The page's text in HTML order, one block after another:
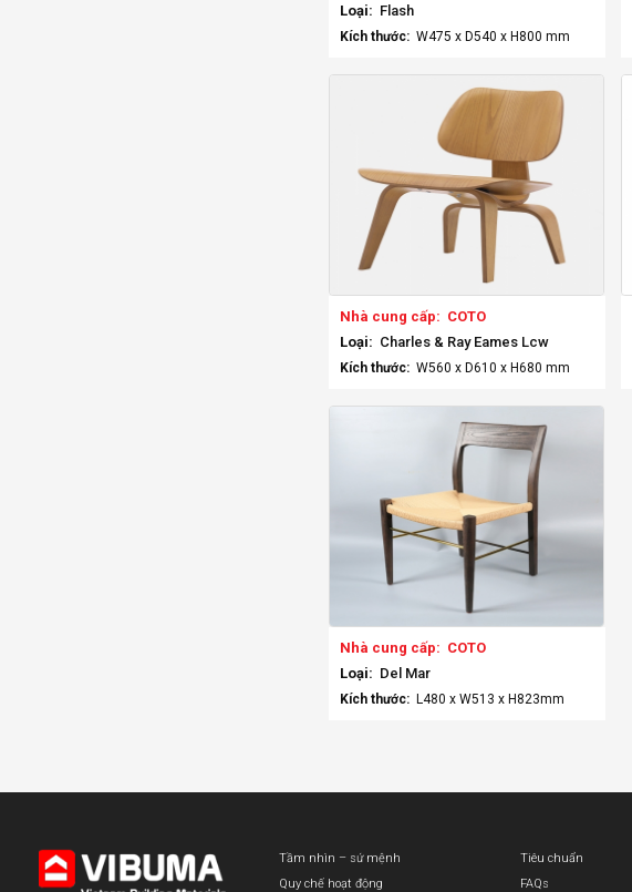
Loại: Flash
Kích thước: W475 x D540 x H800 mm
Nhà cung cấp: COTO
Loại: Charles & Ray Eames Lcw
Kích thước: W560 x D610 x H680 mm
Nhà cung cấp: COTO
Loại: Del Mar
Kích thước: L480 x W513 x H823mm
Tầm nhìn – sứ mệnh
Quy chế hoạt động
Tiêu chuẩn
FAQs